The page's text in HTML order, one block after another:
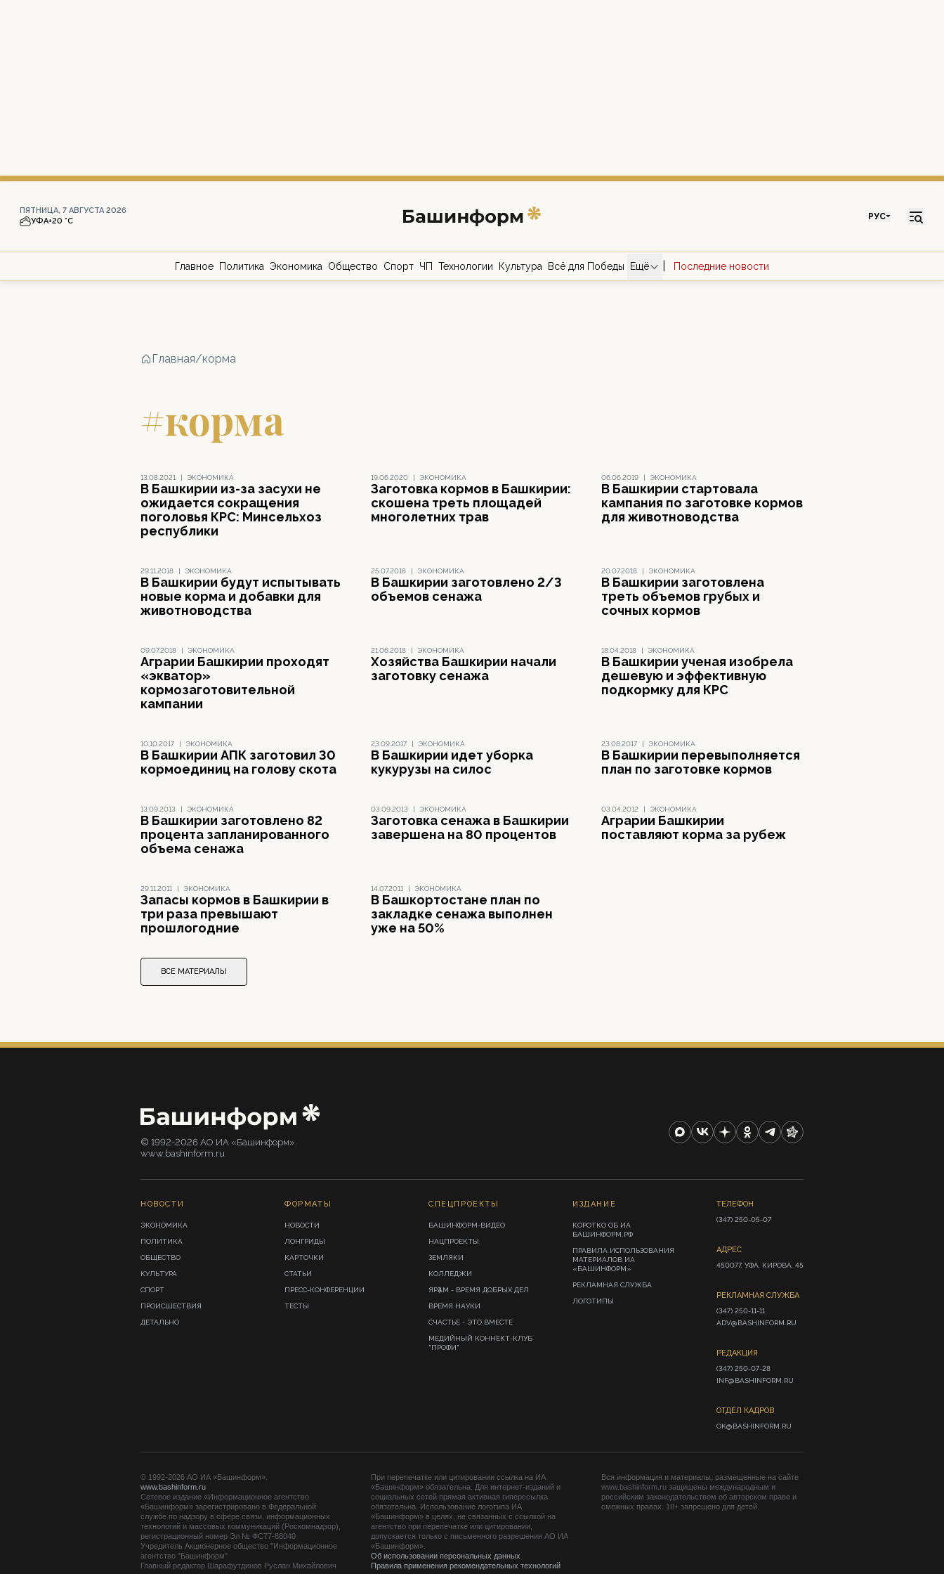
ПЯТНИЦА, 7 АВГУСТА 2026
УФА+20 °С РУС
Главное Политика Экономика Общество Спорт ЧП Технологии Культура Всё для Победы Ещё Последние новости
Главная/корма
#корма
13.08.2021 | ЭКОНОМИКА
В Башкирии из-за засухи не
ожидается сокращения
поголовья КРС: Минсельхоз
республики
19.06.2020 | ЭКОНОМИКА
Заготовка кормов в Башкирии:
скошена треть площадей
многолетних трав
06.06.2019 | ЭКОНОМИКА
В Башкирии стартовала
кампания по заготовке кормов
для животноводства
29.11.2018 | ЭКОНОМИКА
В Башкирии будут испытывать
новые корма и добавки для
животноводства
25.07.2018 | ЭКОНОМИКА
В Башкирии заготовлено 2/3
объемов сенажа
20.07.2018 | ЭКОНОМИКА
В Башкирии заготовлена
треть объемов грубых и
сочных кормов
09.07.2018 | ЭКОНОМИКА
Аграрии Башкирии проходят
«экватор»
кормозаготовительной
кампании
21.06.2018 | ЭКОНОМИКА
Хозяйства Башкирии начали
заготовку сенажа
18.04.2018 | ЭКОНОМИКА
В Башкирии ученая изобрела
дешевую и эффективную
подкормку для КРС
10.10.2017 | ЭКОНОМИКА
В Башкирии АПК заготовил 30
кормоединиц на голову скота
23.09.2017 | ЭКОНОМИКА
В Башкирии идет уборка
кукурузы на силос
23.08.2017 | ЭКОНОМИКА
В Башкирии перевыполняется
план по заготовке кормов
13.09.2013 | ЭКОНОМИКА
В Башкирии заготовлено 82
процента запланированного
объема сенажа
03.09.2013 | ЭКОНОМИКА
Заготовка сенажа в Башкирии
завершена на 80 процентов
03.04.2012 | ЭКОНОМИКА
Аграрии Башкирии
поставляют корма за рубеж
29.11.2011 | ЭКОНОМИКА
Запасы кормов в Башкирии в
три раза превышают
прошлогодние
14.07.2011 | ЭКОНОМИКА
В Башкортостане план по
закладке сенажа выполнен
уже на 50%
ВСЕ МАТЕРИАЛЫ
© 1992-2026 АО ИА «Башинформ».
www.bashinform.ru
НОВОСТИ
ЭКОНОМИКА
ПОЛИТИКА
ОБЩЕСТВО
КУЛЬТУРА
СПОРТ
ПРОИСШЕСТВИЯ
ДЕТАЛЬНО
ФОРМАТЫ
НОВОСТИ
ЛОНГРИДЫ
КАРТОЧКИ
СТАТЬИ
ПРЕСС-КОНФЕРЕНЦИИ
ТЕСТЫ
СПЕЦПРОЕКТЫ
БАШИНФОРМ-ВИДЕО
НАЦПРОЕКТЫ
ЗЕМЛЯКИ
КОЛЛЕДЖИ
ЯРҘАМ - ВРЕМЯ ДОБРЫХ ДЕЛ
ВРЕМЯ НАУКИ
СЧАСТЬЕ - ЭТО ВМЕСТЕ
МЕДИЙНЫЙ КОННЕКТ-КЛУБ
"ПРОФИ"
ИЗДАНИЕ
КОРОТКО ОБ ИА
БАШИНФОРМ.РФ
ПРАВИЛА ИСПОЛЬЗОВАНИЯ
МАТЕРИАЛОВ ИА
«БАШИНФОРМ»
РЕКЛАМНАЯ СЛУЖБА
ЛОГОТИПЫ
ТЕЛЕФОН
(347) 250-05-07
АДРЕС
450077, УФА, КИРОВА, 45
РЕКЛАМНАЯ СЛУЖБА
(347) 250-11-11
ADV@BASHINFORM.RU
РЕДАКЦИЯ
(347) 250-07-28
INF@BASHINFORM.RU
ОТДЕЛ КАДРОВ
OK@BASHINFORM.RU
© 1992-2026 АО ИА «Башинформ».
www.bashinform.ru
Сетевое издание «Информационное агентство
«Башинформ» зарегистрировано в Федеральной
службе по надзору в сфере связи, информационных
технологий и массовых коммуникаций (Роскомнадзор),
регистрационный номер Эл № ФС77-88040
Учредитель Акционерное общество "Информационное
агентство "Башинформ"
Главный редактор Шарафутдинов Руслан Михайлович
При перепечатке или цитировании ссылка на ИА
«Башинформ» обязательна. Для интернет-изданий и
социальных сетей прямая активная гиперссылка
обязательна. Использование логотипа ИА
«Башинформ» в целях, не связанных с ссылкой на
агентство при перепечатке или цитировании,
допускается только с письменного разрешения АО ИА
«Башинформ».
Об использовании персональных данных
Правила применения рекомендательных технологий
Вся информация и материалы, размещенные на сайте
www.bashinform.ru защищены международным и
российским законодательством об авторском праве и
смежных правах. 18+ запрещено для детей.